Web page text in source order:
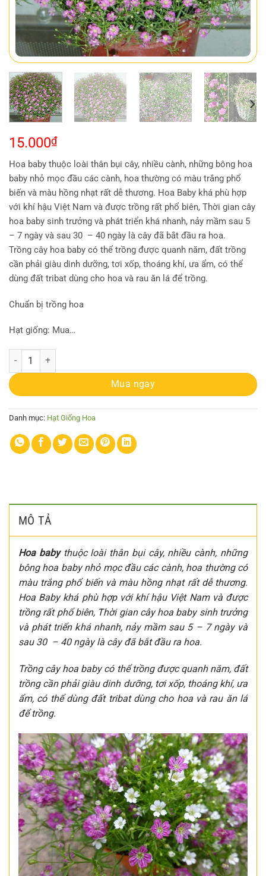
15.000₫
Hoa baby thuộc loài thân bụi cây, nhiều cành, những bông hoa
baby nhỏ mọc đầu các cành, hoa thường có màu trắng phổ
biến và màu hồng nhạt rất dễ thương. Hoa Baby khá phù hợp
với khí hậu Việt Nam và được trồng rất phổ biên, Thời gian cây
hoa baby sinh trưởng và phát triển khá nhanh, nảy mầm sau 5
– 7 ngày và sau 30 – 40 ngày là cây đã bắt đầu ra hoa.
Trồng cây hoa baby có thể trồng được quanh năm, đất trồng
cần phải giàu dinh dưỡng, tơi xốp, thoáng khí, ưa ẩm, có thể
dùng đất tribat dùng cho hoa và rau ăn lá để trồng.
Chuẩn bị trồng hoa
Hạt giống: Mua…
Gói 100 hạt giống hoa baby Hồng trồng chậu - Gypsophila Gypsy
Mua ngay
Danh mục: Hạt Giống Hoa
MÔ TẢ
Hoa baby thuộc loài thân bụi cây, nhiều cành, những
bông hoa baby nhỏ mọc đầu các cành, hoa thường có
màu trắng phổ biến và màu hồng nhạt rất dễ thương.
Hoa Baby khá phù hợp với khí hậu Việt Nam và được
trồng rất phổ biên, Thời gian cây hoa baby sinh trưởng
và phát triển khá nhanh, nảy mầm sau 5 – 7 ngày và
sau 30 – 40 ngày là cây đã bắt đầu ra hoa.
Trồng cây hoa baby có thể trồng được quanh năm, đất
trồng cần phải giàu dinh dưỡng, tơi xốp, thoáng khí, ưa
ẩm, có thể dùng đất tribat dùng cho hoa và rau ăn lá
để trồng.